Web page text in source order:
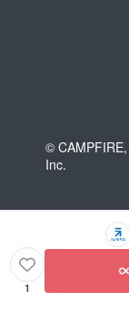
© CAMPFIRE,
Inc.
1